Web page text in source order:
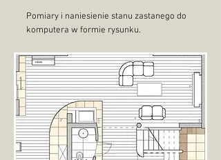
Pomiary i naniesienie stanu zastanego do
komputera w formie rysunku.